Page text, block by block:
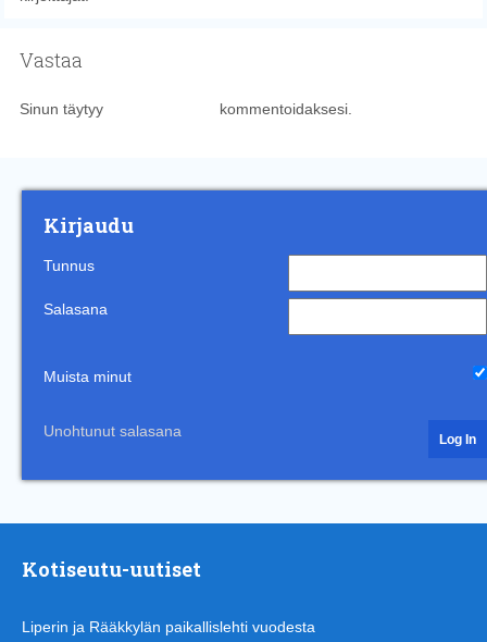
Vastaa
Sinun täytyy kommentoidaksesi.
Kirjaudu
Tunnus
Salasana
Muista minut
Unohtunut salasana
Kotiseutu-uutiset
Liperin ja Rääkkylän paikallislehti vuodesta